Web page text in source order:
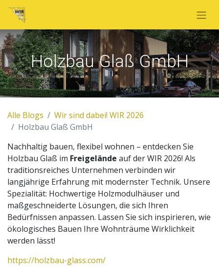
Holzbau Glaß GmbH
Alle Blogs
Wir sind dabei! WIR 2026
Holzbau Glaß GmbH
Nachhaltig bauen, flexibel wohnen – entdecken Sie
Holzbau Glaß im Freigelände auf der WIR 2026! Als
traditionsreiches Unternehmen verbinden wir
langjährige Erfahrung mit modernster Technik. Unsere
Spezialität: Hochwertige Holzmodulhäuser und
maßgeschneiderte Lösungen, die sich Ihren
Bedürfnissen anpassen. Lassen Sie sich inspirieren, wie
ökologisches Bauen Ihre Wohnträume Wirklichkeit
werden lässt!
https://holzbau-glass.com/